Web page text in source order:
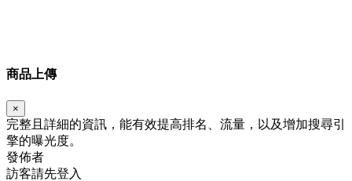
商品上傳
×
完整且詳細的資訊，能有效提高排名、流量，以及增加搜尋引
擎的曝光度。
發佈者
訪客請先登入